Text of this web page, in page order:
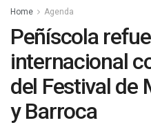
Home Agenda
Peñíscola
internacional
del Festival de
y Barroca